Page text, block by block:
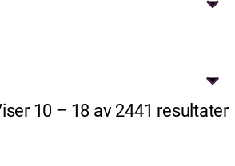
10 – 18 av 2441 resultater